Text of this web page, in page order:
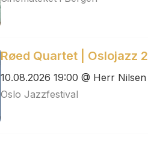
Røed Quartet | Oslojazz
10.08.2026 19:00 @ Herr Nilsen
Oslo Jazzfestival